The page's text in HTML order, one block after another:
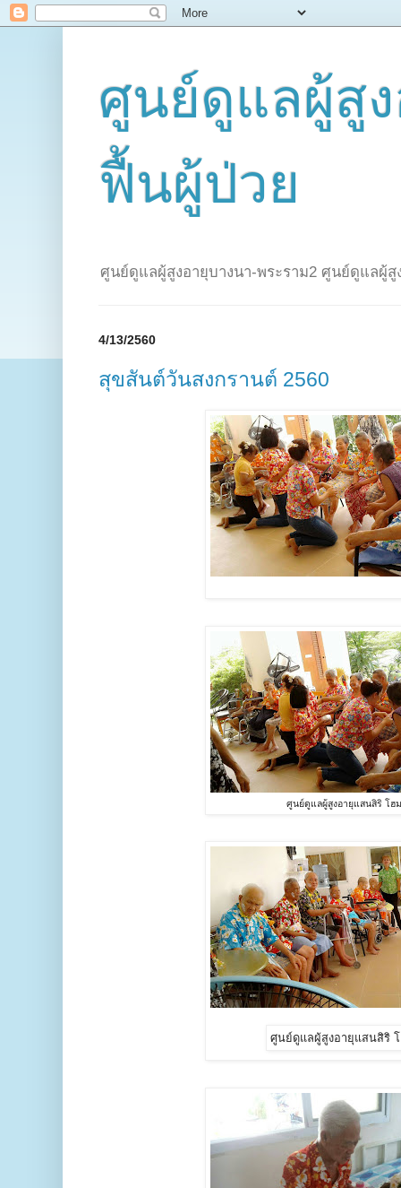
ศูนย์ดูแลผู้สู
ฟื้นผู้ป่วย
ศูนย์ดูแลผู้สูงอายุบางนา-พระราม2 ศูนย์ดูแลผู้
4/13/2560
สุขสันต์วันสงกรานต์ 2560
ศูนย์ดูแลผู้สูงอายุแสนสิริ โฮ
ศูนย์ดูแลผู้สูงอายุแสนสิริ